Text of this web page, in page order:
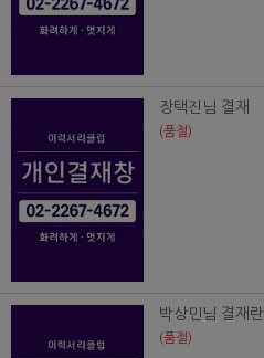
장택진님 결재
(품절)
박상민님 결재란
(품절)